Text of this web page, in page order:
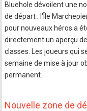
Bluehole dévoilent une
de départ : l'Île
pour nouveaux héros a
directement un aperçu
classes. Les joueurs qui
semaine de mise à jour
permanent.
Nouvelle zone de